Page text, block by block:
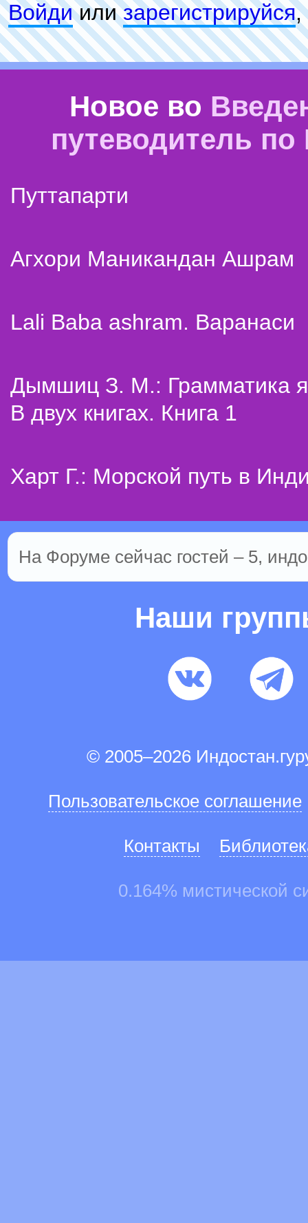
Войдиилизарeгиcтpируйся,
Новое во
путеводитель
Путтапарти
Агхори Маникандан Ашрам
Lali Baba ashram. Варанаси
Дымшиц З. М.: Грамматика
В двух книгах. Книга 1
Харт Г.: Морской путь в
На Форуме сейчас гостей – 5,
Наши
© 2005–2026
Пользовательское соглашение
Контакты
0.164% мистической